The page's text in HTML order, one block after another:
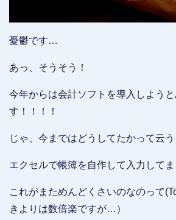
憂鬱です…
あっ、そうそう！
今年からは会計ソフトを導入しようと
す！！！！
じゃ、今まではどうしてたかって云
エクセルで帳簿を自作して入力してま
これがまためんどくさいのなのって
きよりは数倍楽ですが…）